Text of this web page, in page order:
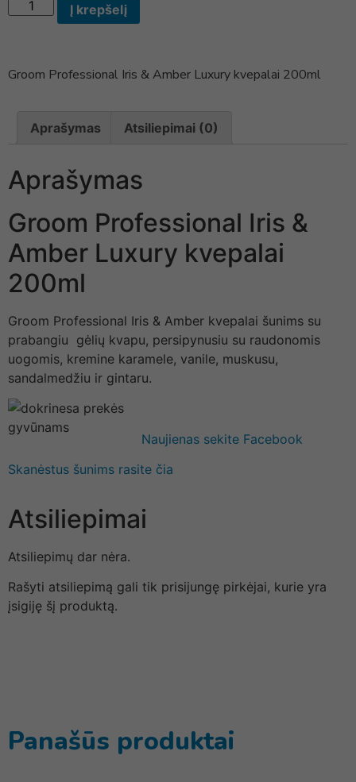
Į krepšelį
Groom Professional Iris & Amber Luxury kvepalai 200ml
Aprašymas Atsiliepimai (0)
Aprašymas
Groom Professional Iris &
Amber Luxury kvepalai
200ml
Groom Professional Iris & Amber kvepalai šunims su
prabangiu gėlių kvapu, persipynusiu su raudonomis
uogomis, kremine karamele, vanile, muskusu,
sandalmedžiu ir gintaru.
Naujienas sekite Facebook
Skanėstus šunims rasite čia
Atsiliepimai
Atsiliepimų dar nėra.
Rašyti atsiliepimą gali tik prisijungę pirkėjai, kurie yra
įsigiję šį produktą.
Panašūs produktai